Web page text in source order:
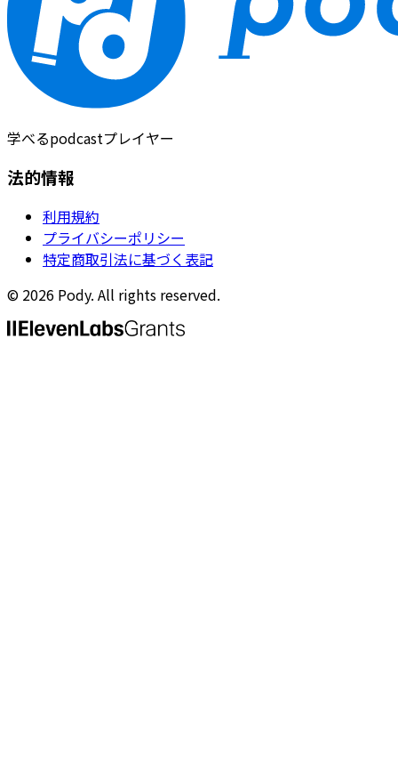
学べるpodcastプレイヤー
法的情報
利用規約
プライバシーポリシー
特定商取引法に基づく表記
© 2026 Pody. All rights reserved.